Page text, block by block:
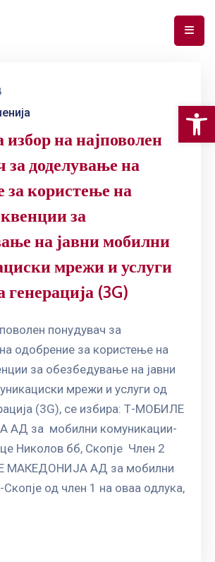
избор на најповолен
за доделување на
за користење на
за
на јавни мобилни
мрежи и услуги
генерација (3G)
понудувач за
одобрение за користење на
за обезбедување на јавни
мрежи и услуги од
(3G), се избира: Т-МОБИЛЕ
за мобилни комуникации-
Николов бб, Скопје Член 2
МАКЕДОНИЈА АД за мобилни
од член 1 на оваа одлука,